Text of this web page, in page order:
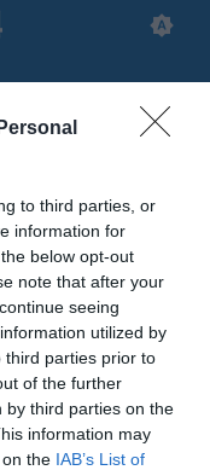
to third parties, or
information for
below opt-out
note that after your
seeing
utilized by
third parties prior to
of the further
by third parties on the
information may
the IAB’s List of
arriva la
una penalità di tre punti
pugliese